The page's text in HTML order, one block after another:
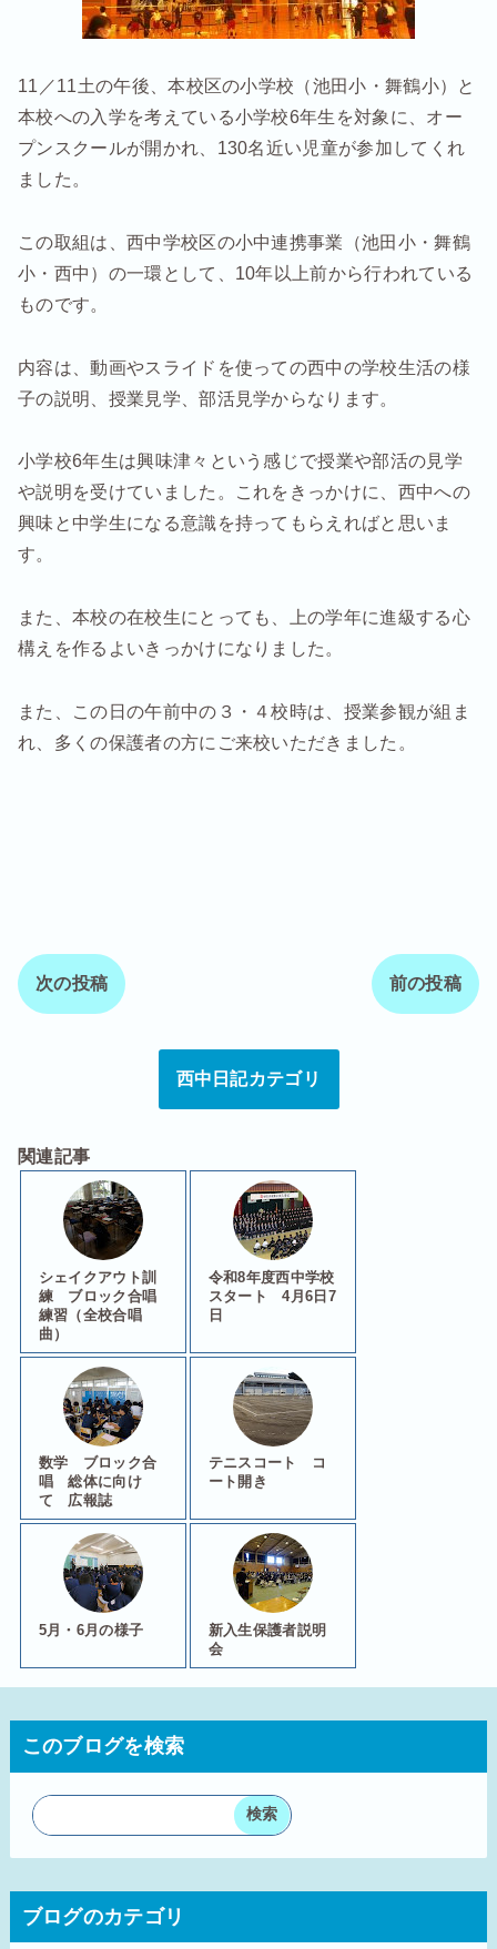
11／11土の午後、本校区の小学校（池田小・舞鶴小）と
本校への入学を考えている小学校6年生を対象に、オー
プンスクールが開かれ、130名近い児童が参加してくれ
ました。
この取組は、西中学校区の小中連携事業（池田小・舞鶴
小・西中）の一環として、10年以上前から行われている
ものです。
内容は、動画やスライドを使っての西中の学校生活の様
子の説明、授業見学、部活見学からなります。
小学校6年生は興味津々という感じで授業や部活の見学
や説明を受けていました。これをきっかけに、西中への
興味と中学生になる意識を持ってもらえればと思いま
す。
また、本校の在校生にとっても、上の学年に進級する心
構えを作るよいきっかけになりました。
また、この日の午前中の３・４校時は、授業参観が組ま
れ、多くの保護者の方にご来校いただきました。
次の投稿 前の投稿
西中日記カテゴリ
関連記事
シェイクアウト訓
練 ブロック合唱
練習（全校合唱
曲）
令和8年度西中学校
スタート 4月6日7
日
数学 ブロック合
唱 総体に向け
て 広報誌
テニスコート コ
ート開き
5月・6月の様子
新入生保護者説明
会
このブログを検索
ブログのカテゴリ